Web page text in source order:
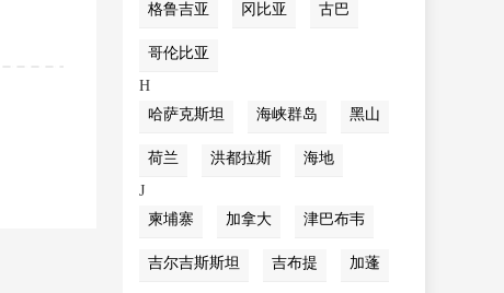
格鲁吉亚 冈比亚 古巴
哥伦比亚
H
哈萨克斯坦
海峡群岛 黑山
荷兰 洪都拉斯
海地
J
柬埔寨
加拿大 津巴布韦
吉尔吉斯斯坦 吉布提 加蓬